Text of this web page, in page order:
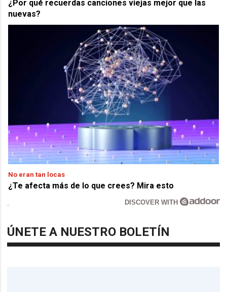
¿Por qué recuerdas canciones viejas mejor que las
nuevas?
No eran tan locas
¿Te afecta más de lo que crees? Mira esto
DISCOVER WITH
ÚNETE A NUESTRO BOLETÍN